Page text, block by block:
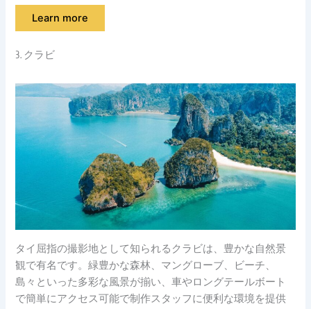
Learn more
3. クラビ
タイ屈指の撮影地として知られるクラビは、豊かな自然景
観で有名です。緑豊かな森林、マングローブ、ビーチ、
島々といった多彩な風景が揃い、車やロングテールボート
で簡単にアクセス可能で制作スタッフに便利な環境を提供